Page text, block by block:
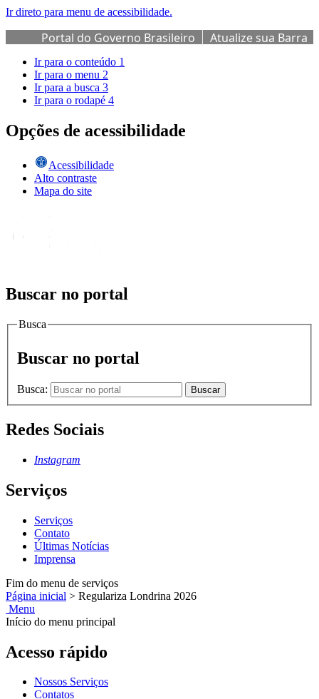
Ir direto para menu de acessibilidade.
Portal do Governo Brasileiro
Atualize sua Barra
de Governo
Ir para o conteúdo 1
Ir para o menu 2
Ir para a busca 3
Ir para o rodapé 4
Opções de acessibilidade
Acessibilidade
Alto contraste
Mapa do site
Buscar no portal
Busca
Buscar no portal
Busca: Buscar
Redes Sociais
Instagram
Serviços
Serviços
Contato
Últimas Notícias
Imprensa
Fim do menu de serviços
Página inicial > Regulariza Londrina 2026
Menu
Início do menu principal
Acesso rápido
Nossos Serviços
Contatos